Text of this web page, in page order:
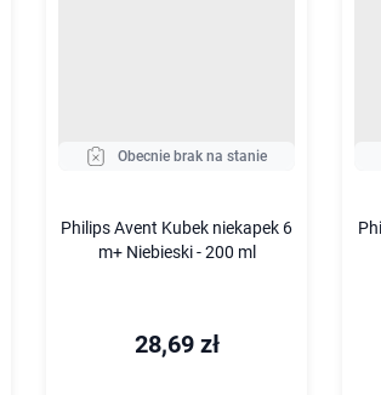
Obecnie brak na stanie
Philips Avent Kubek niekapek 6
m+ Niebieski - 200 ml
28,69 zł